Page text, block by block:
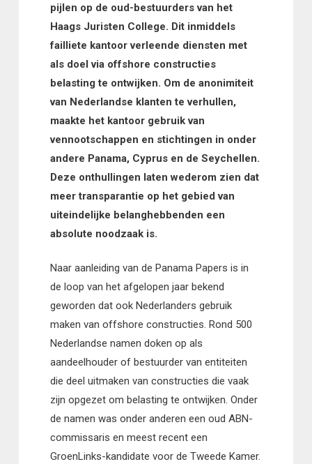
pijlen op de oud-bestuurders van het
Haags Juristen College. Dit inmiddels
failliete kantoor verleende diensten met
als doel via offshore constructies
belasting te ontwijken. Om de anonimiteit
van Nederlandse klanten te verhullen,
maakte het kantoor gebruik van
vennootschappen en stichtingen in onder
andere Panama, Cyprus en de Seychellen.
Deze onthullingen laten wederom zien dat
meer transparantie op het gebied van
uiteindelijke belanghebbenden een
absolute noodzaak is.
Naar aanleiding van de Panama Papers is in
de loop van het afgelopen jaar bekend
geworden dat ook Nederlanders gebruik
maken van offshore constructies. Rond 500
Nederlandse namen doken op als
aandeelhouder of bestuurder van entiteiten
die deel uitmaken van constructies die vaak
zijn opgezet om belasting te ontwijken. Onder
de namen was onder anderen een oud ABN-
commissaris en meest recent een
GroenLinks-kandidate voor de Tweede Kamer.